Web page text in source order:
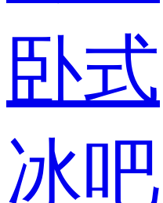
卧式
冰吧